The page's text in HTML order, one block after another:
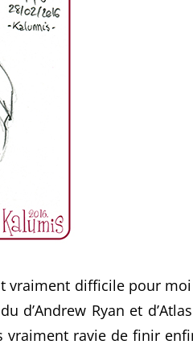
vraiment difficile pour
d’Andrew Ryan et
ravie de finir